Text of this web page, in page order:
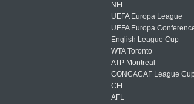
NFL
UEFA Europa League
UEFA Europa
English League Cup
WTA Toronto
ATP Montreal
CONCACAF League
CFL
AFL